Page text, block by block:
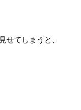
てしまうと、